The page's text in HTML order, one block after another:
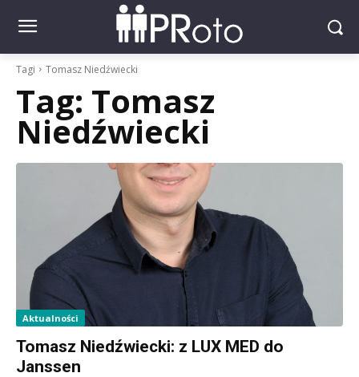
Tagi Tomasz Niedźwiecki
Tag: Tomasz
Niedźwiecki
Aktualności
Tomasz Niedźwiecki: z LUX MED do
Janssen